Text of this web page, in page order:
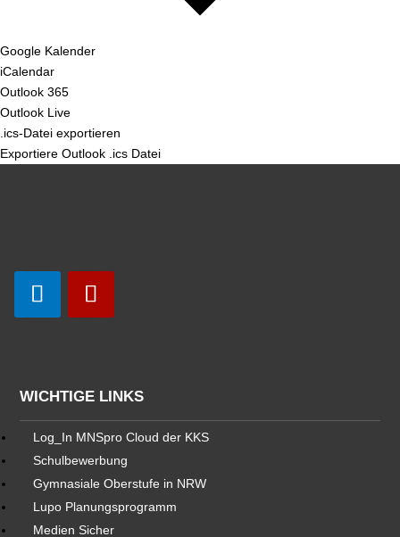
Google Kalender
iCalendar
Outlook 365
Outlook Live
.ics-Datei exportieren
Exportiere Outlook .ics Datei
WICHTIGE LINKS
Log_In MNSpro Cloud der KKS
Schulbewerbung
Gymnasiale Oberstufe in NRW
Lupo Planungsprogramm
Medien Sicher